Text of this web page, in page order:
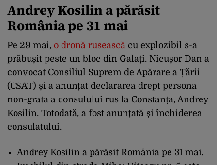
Andrey Kosilin a părăsit
România pe 31 mai
Pe 29 mai, o dronă rusească cu explozibil s-a
prăbușit peste un bloc din Galați. Nicușor Dan a
convocat Consiliul Suprem de Apărare a Țării
(CSAT) și a anunțat declararea drept persona
non-grata a consulului rus la Constanța, Andrey
Kosilin. Totodată, a fost anunțată și închiderea
consulatului.
Andrey Kosilin a părăsit România pe 31 mai.